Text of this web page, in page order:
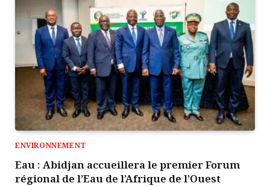
ENVIRONNEMENT
Eau : Abidjan accueillera le premier Forum
régional de l’Eau de l’Afrique de l’Ouest